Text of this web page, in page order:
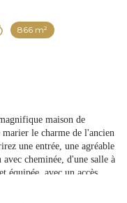
866 m²
maison de
le charme de l'ancien
une entrée, une agréable
cheminée, d'une salle à
équipée, avec un accès